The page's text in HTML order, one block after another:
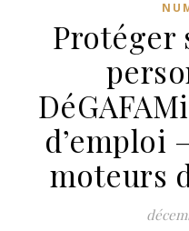
Protéger
d’emploi
moteurs